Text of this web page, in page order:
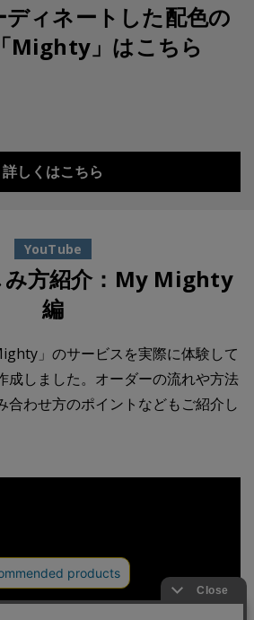
ィネートした配色の
Mighty」はこちら
詳しくはこちら
YouTube
み方紹介：My Mighty
編
」のサービスを実際に体験して
成しました。オーダーの流れや方法
合わせ方のポイントなどもご紹介し